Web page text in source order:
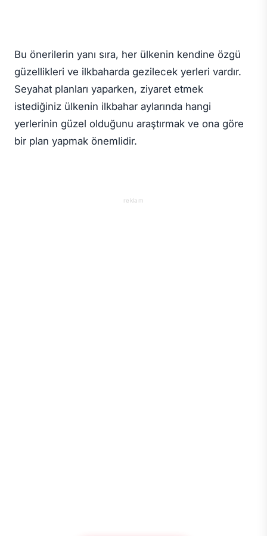
Bu önerilerin yanı sıra, her ülkenin kendine özgü
güzellikleri ve ilkbaharda gezilecek yerleri vardır.
Seyahat planları yaparken, ziyaret etmek
istediğiniz ülkenin ilkbahar aylarında hangi
yerlerinin güzel olduğunu araştırmak ve ona göre
bir plan yapmak önemlidir.
reklam